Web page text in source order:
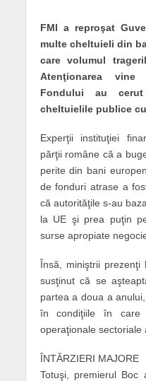
FMI a reproşat
multe cheltuieli din
care volumul
Atenţionarea
Fondului au
cheltuielile publice cu
Experţii instituţiei
părţii române că a
perite din bani
de fonduri atrase a
că autorităţile s-au
la UE şi prea puţin
surse apropiate
Însă, miniştrii
susţinut că se
partea a doua a
în condiţiile în care
operaţionale sectoriale
ÎNTĂRZIERI MAJORE
Totuşi, premierul